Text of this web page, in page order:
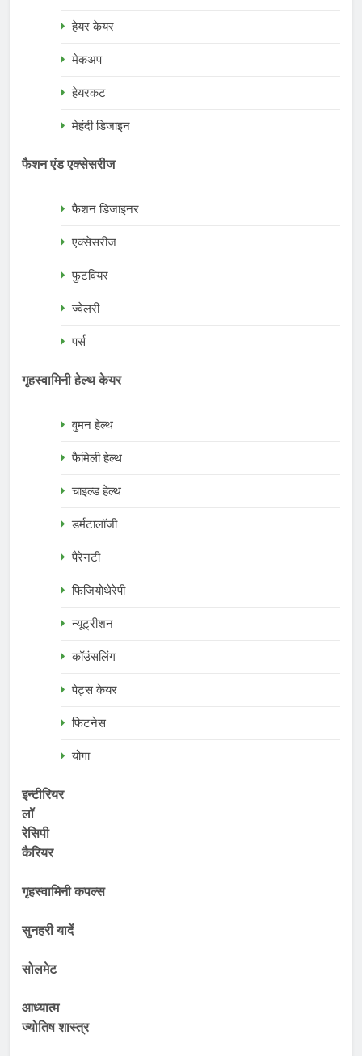
हेयर केयर
मेकअप
हेयरकट
मेहंदी डिजाइन
फैशन एंड एक्सेसरीज
फैशन डिजाइनर
एक्सेसरीज
फुटवियर
ज्वेलरी
पर्स
गृहस्वामिनी हेल्थ केयर
वुमन हेल्थ
फैमिली हेल्थ
चाइल्ड हेल्थ
डर्मटालॉजी
पैरेनटी
फिजियोथेरेपी
न्यूट्रीशन
कॉउंसलिंग
पेट्स केयर
फिटनेस
योगा
इन्टीरियर
लॉ
रेसिपी
कैरियर
गृहस्वामिनी कपल्स
सुनहरी यादें
सोलमेट
आध्यात्म
ज्योतिष शास्त्र